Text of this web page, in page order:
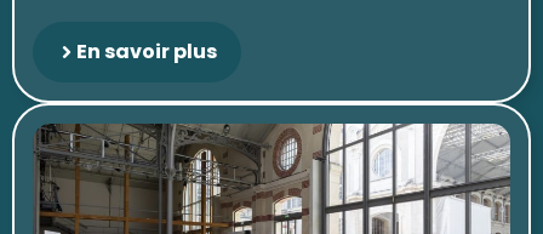
En savoir plus